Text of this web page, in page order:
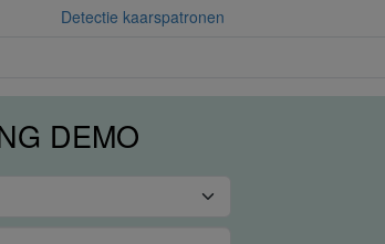
Detectie kaarspatronen
DEMO